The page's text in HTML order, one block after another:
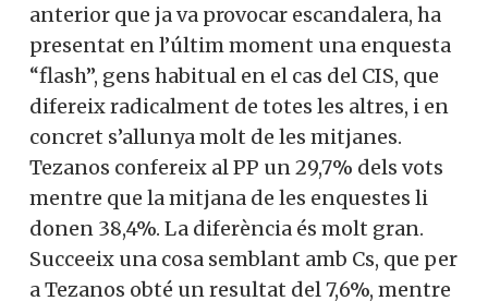
anterior que ja va provocar escandalera, ha
presentat en l’últim moment una enquesta
“flash”, gens habitual en el cas del CIS, que
difereix radicalment de totes les altres, i en
concret s’allunya molt de les mitjanes.
Tezanos confereix al PP un 29,7% dels vots
mentre que la mitjana de les enquestes li
donen 38,4%. La diferència és molt gran.
Succeeix una cosa semblant amb Cs, que per
a Tezanos obté un resultat del 7,6%, mentre